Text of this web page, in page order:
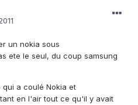
un nokia sous
ete le seul, du coup samsung
qui a coulé Nokia et
en l'air tout ce qu'il y avait